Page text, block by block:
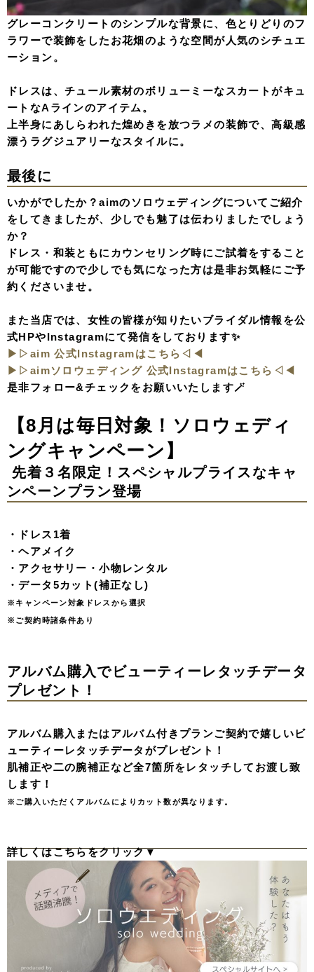
グレーコンクリートのシンプルな背景に、色とりどりのフ
ラワーで装飾をしたお花畑のような空間が人気のシチュエ
ーション。
ドレスは、チュール素材のボリューミーなスカートがキュ
ートなAラインのアイテム。
上半身にあしらわれた煌めきを放つラメの装飾で、高級感
漂うラグジュアリーなスタイルに。
最後に
いかがでしたか？aimのソロウェディングについてご紹介
をしてきましたが、少しでも魅了は伝わりましたでしょう
か？
ドレス・和装ともにカウンセリング時にご試着をすること
が可能ですので少しでも気になった方は是非お気軽にご予
約くださいませ。
また当店では、女性の皆様が知りたいブライダル情報を公
式HPやInstagramにて発信をしております✨
▶︎▷aim 公式Instagramはこちら◁◀︎
▶︎▷aimソロウェディング 公式Instagramはこちら◁◀︎
是非フォロー&チェックをお願いいたします🪄
【8月は毎日対象！ソロウェディ
ングキャンペーン】
先着３名限定！スペシャルプライスなキャ
ンペーンプラン登場
・ドレス1着
・ヘアメイク
・アクセサリー・小物レンタル
・データ5カット(補正なし)
※キャンペーン対象ドレスから選択
※ご契約時諸条件あり
アルバム購入でビューティーレタッチデータ
プレゼント！
アルバム購入またはアルバム付きプランご契約で嬉しいビ
ューティーレタッチデータがプレゼント！
肌補正や二の腕補正など全7箇所をレタッチしてお渡し致
します！
※ご購入いただくアルバムによりカット数が異なります。
詳しくはこちらをクリック▼